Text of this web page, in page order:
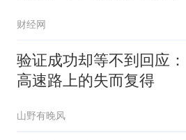
违法路线
财经网
验证成功却等不到回应：
高速路上的失而复得
山野有晚风